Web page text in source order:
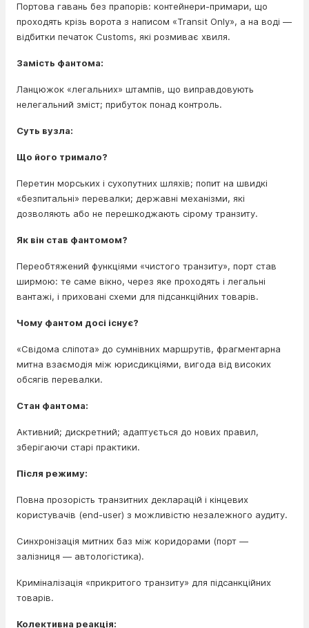
Портова гавань без прапорів: контейнери-примари, що
проходять крізь ворота з написом «Transit Only», а на воді —
відбитки печаток Customs, які розмиває хвиля.
Замість фантома:
Ланцюжок «легальних» штампів, що виправдовують
нелегальний зміст; прибуток понад контроль.
Суть вузла:
Що його тримало?
Перетин морських і сухопутних шляхів; попит на швидкі
«безпитальні» перевалки; державні механізми, які
дозволяють або не перешкоджають сірому транзиту.
Як він став фантомом?
Переобтяжений функціями «чистого транзиту», порт став
ширмою: те саме вікно, через яке проходять і легальні
вантажі, і приховані схеми для підсанкційних товарів.
Чому фантом досі існує?
«Свідома сліпота» до сумнівних маршрутів, фрагментарна
митна взаємодія між юрисдикціями, вигода від високих
обсягів перевалки.
Стан фантома:
Активний; дискретний; адаптується до нових правил,
зберігаючи старі практики.
Після режиму:
Повна прозорість транзитних декларацій і кінцевих
користувачів (end-user) з можливістю незалежного аудиту.
Синхронізація митних баз між коридорами (порт —
залізниця — автологістика).
Криміналізація «прикритого транзиту» для підсанкційних
товарів.
Колективна реакція: